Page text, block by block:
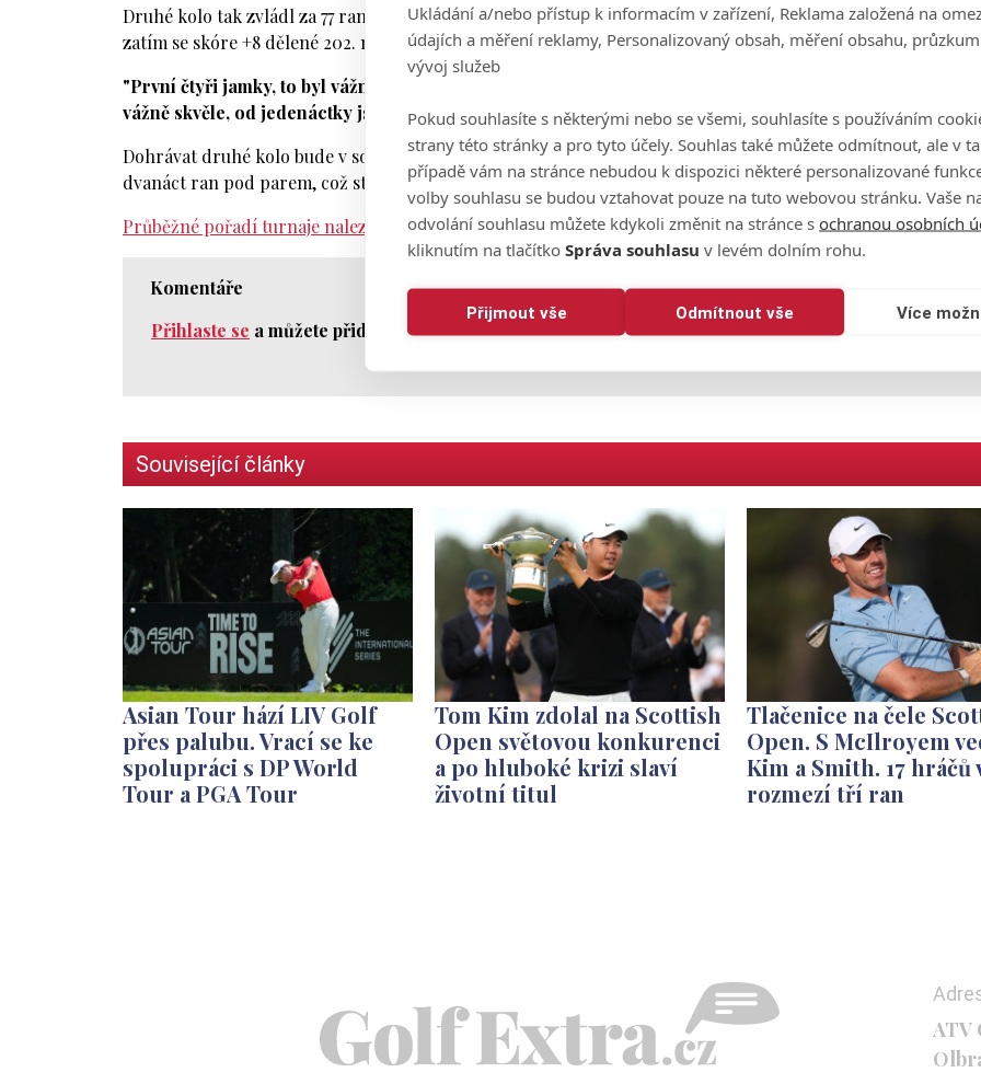
Ukládání a/nebo přístup k informacím v zařízení, Reklama založená na
údajích a měření reklamy, Personalizovaný obsah, měření obsahu,
vývoj služeb
Pokud souhlasíte s některými nebo se všemi, souhlasíte s používáním
strany této stránky a pro tyto účely. Souhlas také můžete odmítnout, ale v
případě vám na stránce nebudou k dispozici některé personalizované
volby souhlasu se budou vztahovat pouze na tuto webovou stránku. Vaše
odvolání souhlasu můžete kdykoli změnit na stránce s ochranou osobních
kliknutím na tlačítko Správa souhlasu v levém dolním rohu.
Přijmout vše Odmítnout vše Více
Druhé kolo tak zvládl za 77 ran (+5), což s ohledem na hrůzostrašný start není až tak špatné. Celkově z toho
zatím se skóre +8 dělené 202. místo, někteří hráči z 210členného startovního pole ale budou dohrávat v
"První čtyři jamky, to byl vážně záhul. Pak jsem se z toho ale sebral a už to šlo. Druhou devítku jsem
vážně skvěle, od jedenáctky jsem trefoval pouze fairwaye a greeny,"vzkázal přímo z Afriky Dědek.
Dohrávat druhé kolo bude v sobotu i lídr Angličan Paul Waring. Ten má odehráno jen 12 jamek, i tak už je
dvanáct ran pod parem, což stačí na vedení o ránu před domácím duem Darren Fichardt, Dean Burmester.
Průběžné pořadí turnaje naleznete zde.
Komentáře
Přihlaste se a můžete přidat komentář.
Související články
Asian Tour hází LIV Golf
přes palubu. Vrací se ke
spolupráci s DP World
Tour a PGA Tour
Tom Kim zdolal na Scottish
Open světovou konkurenci
a po hluboké krizi slaví
životní titul
Tlačenice na čele
Open. S McIlroyem
Kim a Smith. 17 hráčů
rozmezí tří ran
ATV